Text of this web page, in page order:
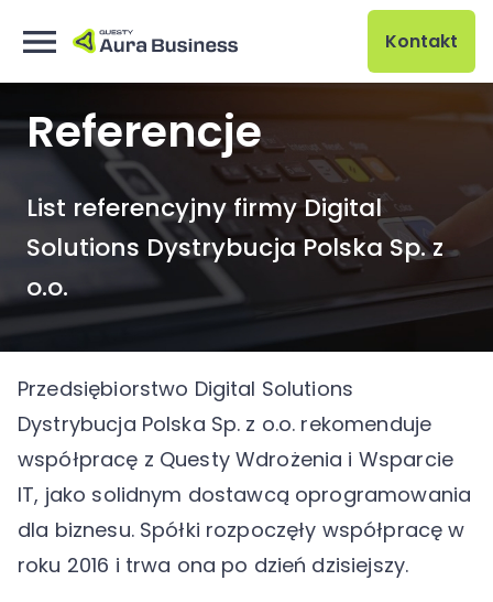
Kontakt
Referencje
List referencyjny firmy Digital
Solutions Dystrybucja Polska Sp. z
o.o.
Przedsiębiorstwo Digital Solutions
Dystrybucja Polska Sp. z o.o. rekomenduje
współpracę z Questy Wdrożenia i Wsparcie
IT, jako solidnym dostawcą oprogramowania
dla biznesu. Spółki rozpoczęły współpracę w
roku 2016 i trwa ona po dzień dzisiejszy.